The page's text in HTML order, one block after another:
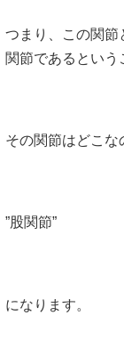
つまり、この関節
関節であるという
その関節はどこな
”股関節”
になります。